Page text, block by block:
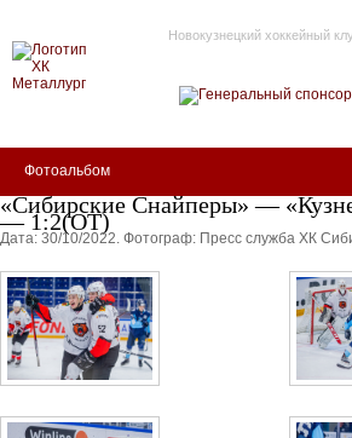
Новокузнецкий хоккейный
Фотоальбом
«Сибирские Снайперы» —
— 1:2(ОТ)
Дата: 30/10/2022. Фотограф: Пресс служба ХК